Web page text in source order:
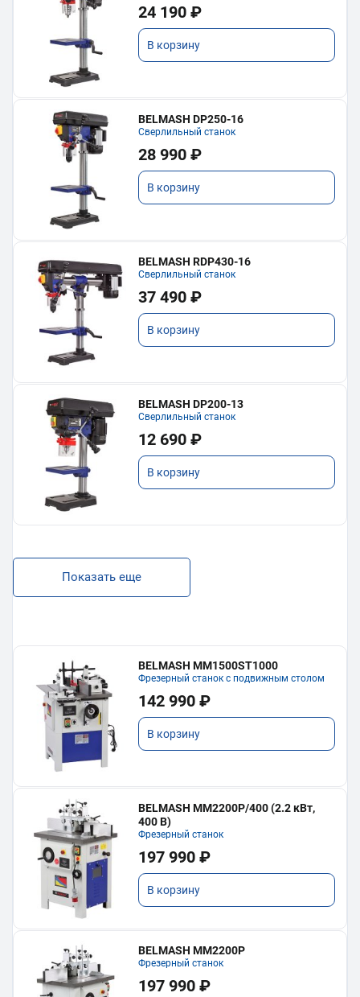
24 190 ₽
В корзину
BELMASH DP250-16
Сверлильный станок
28 990 ₽
В корзину
BELMASH RDP430-16
Сверлильный станок
37 490 ₽
В корзину
BELMASH DP200-13
Сверлильный станок
12 690 ₽
В корзину
Показать еще
BELMASH MM1500ST1000
Фрезерный станок с подвижным столом
142 990 ₽
В корзину
BELMASH MM2200P/400 (2.2 кВт,
400 В)
Фрезерный станок
197 990 ₽
В корзину
BELMASH MM2200P
Фрезерный станок
197 990 ₽